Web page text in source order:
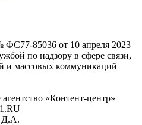
85036 от 10 апреля 2023
по надзору в сфере связи,
и массовых коммуникаций
«Контент-центр»
Д.А.